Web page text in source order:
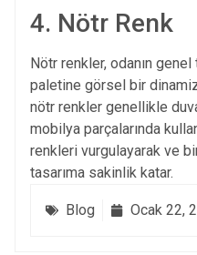
4. Nötr Renk
Nötr renkler, odanın
paletine görsel bir
nötr renkler genellikle
mobilya parçalarında
renkleri vurgulayarak ve
tasarıma sakinlik katar.
Blog Ocak 22,